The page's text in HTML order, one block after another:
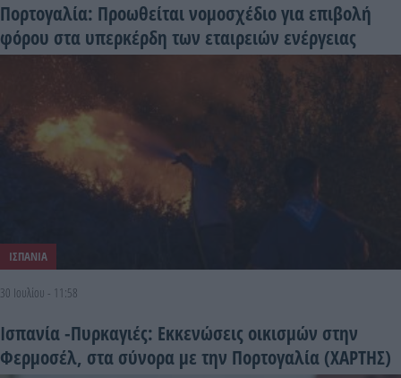
Πορτογαλία: Προωθείται νομοσχέδιο για επιβολή
φόρου στα υπερκέρδη των εταιρειών ενέργειας
ΙΣΠΑΝΙΑ
30 Ιουλίου - 11:58
Ισπανία -Πυρκαγιές: Εκκενώσεις οικισμών στην
Φερμοσέλ, στα σύνορα με την Πορτογαλία (ΧΑΡΤΗΣ)